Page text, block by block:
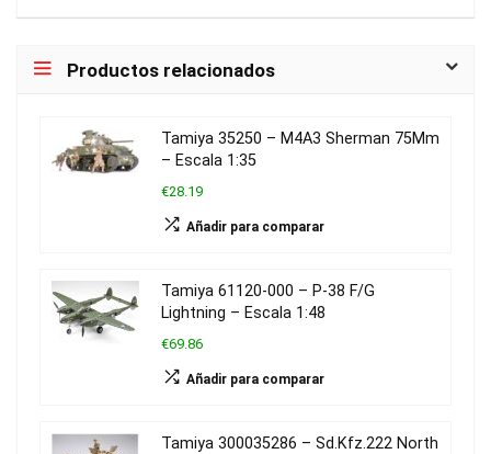
Productos relacionados
Tamiya 35250 – M4A3 Sherman 75Mm
– Escala 1:35
€28.19
Añadir para comparar
Tamiya 61120-000 – P-38 F/G
Lightning – Escala 1:48
€69.86
Añadir para comparar
Tamiya 300035286 – Sd.Kfz.222 North